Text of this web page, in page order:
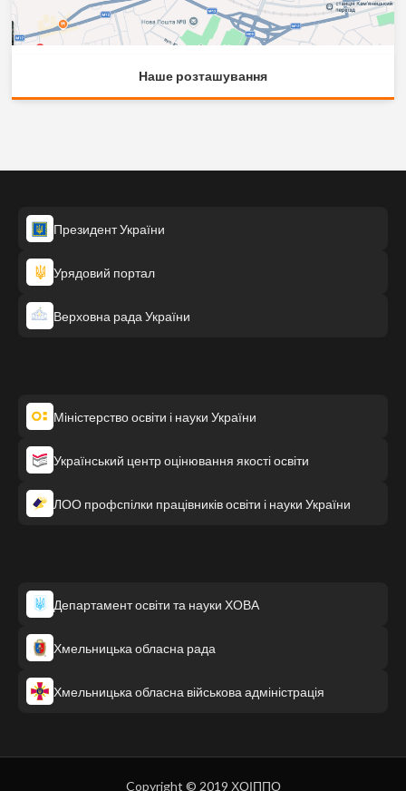
Наше розташування
Президент України
Урядовий портал
Верховна рада України
Міністерство освіти і науки України
Український центр оцінювання якості освіти
ЛОО профспілки працівників освіти і науки України
Департамент освіти та науки ХОВА
Хмельницька обласна рада
Хмельницька обласна військова адміністрація
Copyright © 2019 ХОІППО